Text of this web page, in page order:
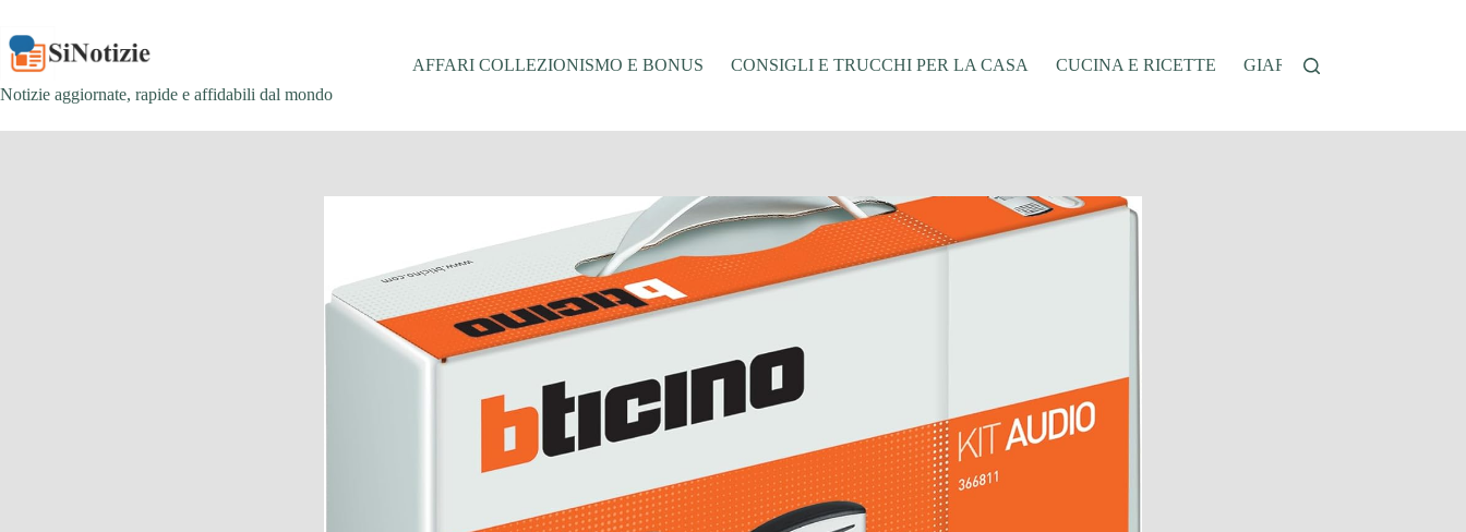
contenuto
Notizie aggiornate, rapide e affidabili dal mondo
AFFARI COLLEZIONISMO E BONUS CONSIGLI E TRUCCHI PER LA CASA CUCINA E RICETTE GIARDINAGGIO